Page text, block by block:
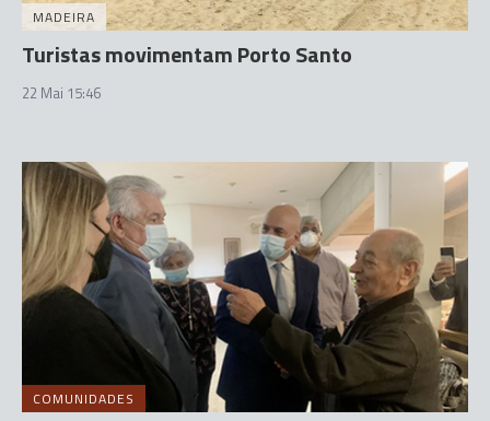
MADEIRA
Turistas movimentam Porto Santo
22 Mai 15:46
COMUNIDADES